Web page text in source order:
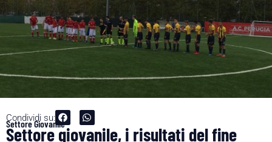
Condividi su:
Settore Giovanile
Settore giovanile, i risultati del fine